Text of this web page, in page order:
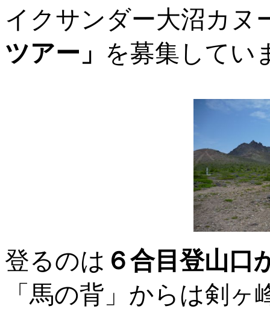
イクサンダー大沼カヌ
ツアー」 を募集してい
登るのは ６合目登山口
「馬の背」からは剣